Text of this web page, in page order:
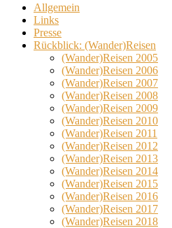
Allgemein
Links
Presse
Rückblick: (Wander)Reisen
(Wander)Reisen 2005
(Wander)Reisen 2006
(Wander)Reisen 2007
(Wander)Reisen 2008
(Wander)Reisen 2009
(Wander)Reisen 2010
(Wander)Reisen 2011
(Wander)Reisen 2012
(Wander)Reisen 2013
(Wander)Reisen 2014
(Wander)Reisen 2015
(Wander)Reisen 2016
(Wander)Reisen 2017
(Wander)Reisen 2018